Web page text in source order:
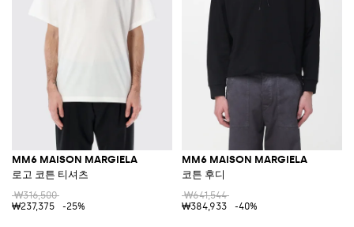
MM6 MAISON MARGIELA
로고 코튼 티셔츠
₩316,500
₩237,375
-25%
MM6 MAISON MARGIELA
코튼 후디
₩641,544
₩384,933
-40%